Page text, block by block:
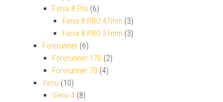
Fenix 8 Pro (6)
Fenix 8 PRO 47mm (3)
Fenix 8 PRO 51mm (3)
Forerunner (6)
Forerunner 170 (2)
Forerunner 70 (4)
Venu (10)
Venu 4 (8)